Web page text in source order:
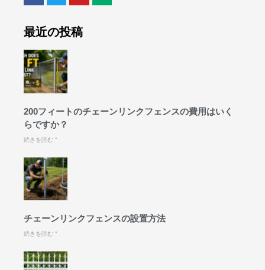
最近の投稿
200フィートのチェーンリンクフェンスの費用はいく
らですか？
続きを読む "
チェーンリンクフェンスの設置方法
続きを読む "